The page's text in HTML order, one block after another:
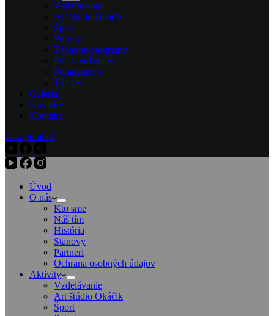
Vzdelávanie
Art štúdio Okáčik
Šport
Pobyty
Zábavné programy
Dobrovoľníctvo
Poradenstvo
Tábory
Galéria
Novinky
Kontakt
Ako pomôcť
Úvod
O nás
Kto sme
Náš tím
História
Stanovy
Partneri
Ochrana osobných údajov
Aktivity
Vzdelávanie
Art štúdio Okáčik
Šport